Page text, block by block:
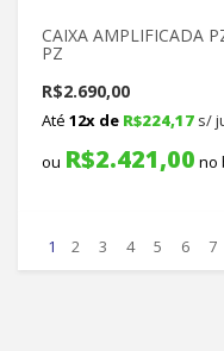
CAIXA AMPLIFICADA
PZ
R$2.690,00
Até 12x de R$224,17 s/
ou R$2.421,00 no
1 2 3 4 5 6 7